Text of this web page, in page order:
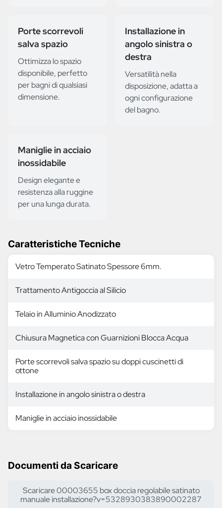
Porte scorrevoli
salva spazio
Ottimizza lo spazio
disponibile, perfetto
per bagni di qualsiasi
dimensione.
Installazione in
angolo sinistra o
destra
Versatilità nella
disposizione, adatta a
ogni configurazione
del bagno.
Maniglie in acciaio
inossidabile
Design elegante e
resistenza alla ruggine
per una lunga durata.
Caratteristiche Tecniche
Vetro Temperato Satinato Spessore 6mm.
Trattamento Antigoccia al Silicio
Telaio in Alluminio Anodizzato
Chiusura Magnetica con Guarnizioni Blocca Acqua
Porte scorrevoli salva spazio su doppi cuscinetti di
ottone
Installazione in angolo sinistra o destra
Maniglie in acciaio inossidabile
Documenti da Scaricare
Scaricare 00003655 box doccia regolabile satinato
manuale installazione?v=5328930383890002287